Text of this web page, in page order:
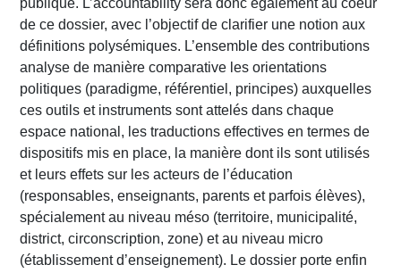
publique. L’accountability sera donc également au coeur
de ce dossier, avec l’objectif de clarifier une notion aux
définitions polysémiques. L’ensemble des contributions
analyse de manière comparative les orientations
politiques (paradigme, référentiel, principes) auxquelles
ces outils et instruments sont attelés dans chaque
espace national, les traductions effectives en termes de
dispositifs mis en place, la manière dont ils sont utilisés
et leurs effets sur les acteurs de l’éducation
(responsables, enseignants, parents et parfois élèves),
spécialement au niveau méso (territoire, municipalité,
district, circonscription, zone) et au niveau micro
(établissement d’enseignement). Le dossier porte enfin